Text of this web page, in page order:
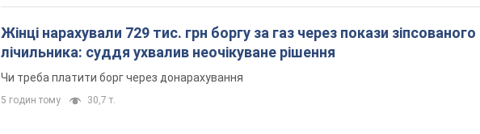
Жінці нарахували 729 тис. грн боргу за газ через покази зіпсованого
лічильника: суддя ухвалив неочікуване рішення
Чи треба платити борг через донарахування
5 годин тому 30,7 т.